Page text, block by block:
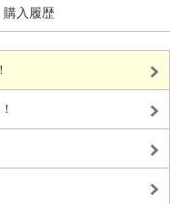
購入履歴